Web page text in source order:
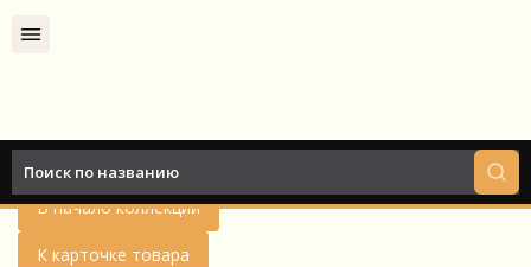
Назад
В начало коллекции
К карточке товара